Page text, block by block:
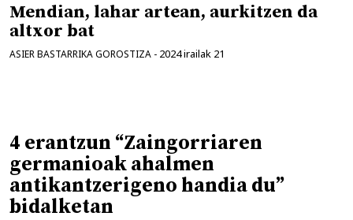
Mendian, lahar artean, aurkitzen da
altxor bat
ASIER BASTARRIKA GOROSTIZA - 2024 irailak 21
4 erantzun “Zaingorriaren
germanioak ahalmen
antikantzerigeno handia du”
bidalketan